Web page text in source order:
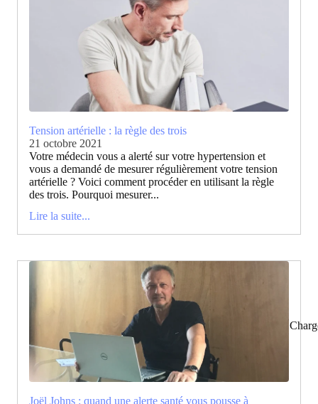
Tension artérielle : la règle des trois
21 octobre 2021
Votre médecin vous a alerté sur votre hypertension et
vous a demandé de mesurer régulièrement votre tension
artérielle ? Voici comment procéder en utilisant la règle
des trois. Pourquoi mesurer...
Lire la suite...
Joël Johns : quand une alerte santé vous pousse à